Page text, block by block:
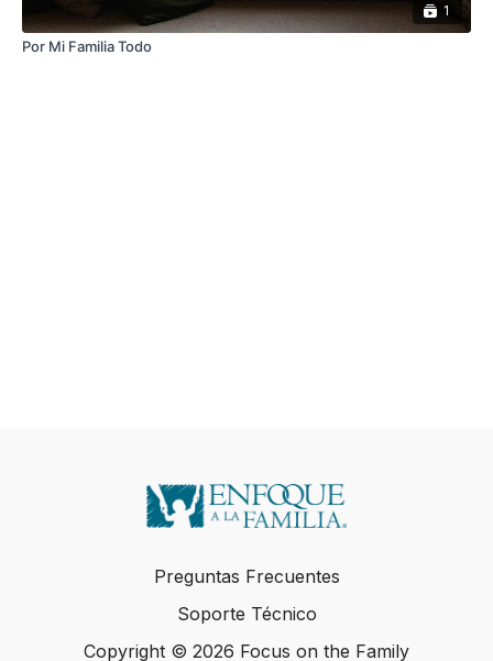
1
Por Mi Familia Todo
Preguntas Frecuentes
Soporte Técnico
Copyright © 2026 Focus on the Family